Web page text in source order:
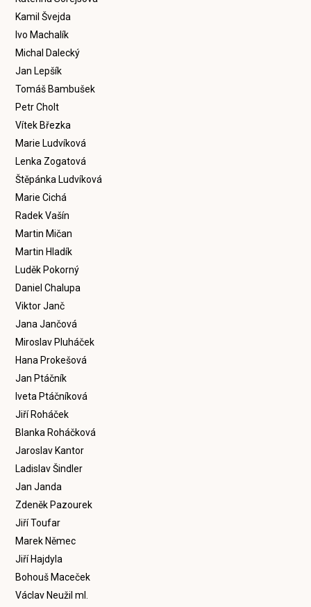
Kamil Švejda
Ivo Machalík
Michal Dalecký
Jan Lepšík
Tomáš Bambušek
Petr Cholt
Vítek Březka
Marie Ludvíková
Lenka Zogatová
Štěpánka Ludvíková
Marie Cichá
Radek Vašín
Martin Mičan
Martin Hladík
Luděk Pokorný
Daniel Chalupa
Viktor Janč
Jana Jančová
Miroslav Pluháček
Hana Prokešová
Jan Ptáčník
Iveta Ptáčníková
Jiří Roháček
Blanka Roháčková
Jaroslav Kantor
Ladislav Šindler
Jan Janda
Zdeněk Pazourek
Jiří Toufar
Marek Němec
Jiří Hajdyla
Bohouš Maceček
Václav Neužil ml.